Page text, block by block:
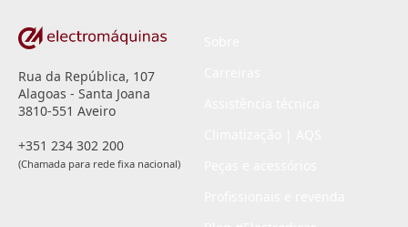
Rua da República, 107
Alagoas - Santa Joana
3810-551 Aveiro
+351 234 302 200
(Chamada para rede fixa nacional)